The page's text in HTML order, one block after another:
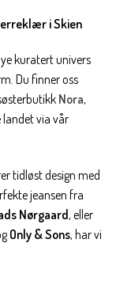
i Skien
kuratert univers
Du finner oss
Nora,
landet via vår
tidløst design med
jeansen fra
Nørgaard, eller
Only & Sons, har vi